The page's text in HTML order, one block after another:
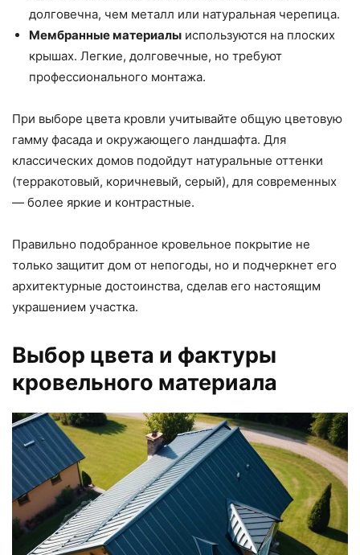
долговечна, чем металл или натуральная черепица.
Мембранные материалы используются на плоских
крышах. Легкие, долговечные, но требуют
профессионального монтажа.
При выборе цвета кровли учитывайте общую цветовую
гамму фасада и окружающего ландшафта. Для
классических домов подойдут натуральные оттенки
(терракотовый, коричневый, серый), для современных
— более яркие и контрастные.
Правильно подобранное кровельное покрытие не
только защитит дом от непогоды, но и подчеркнет его
архитектурные достоинства, сделав его настоящим
украшением участка.
Выбор цвета и фактуры
кровельного материала